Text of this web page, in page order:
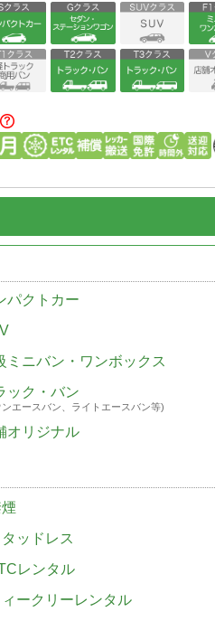
パクトカー
ミニバン・ワンボックス
ック・バン
エースバン、ライトエースバン等)
オリジナル
ッドレス
レンタル
ークリーレンタル